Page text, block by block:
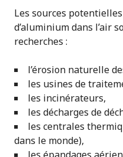
Les sources
d’aluminium dans l’air
recherches :
l’érosion naturelle
les usines de
les incinérateurs,
les décharges de
les centrales
dans le monde),